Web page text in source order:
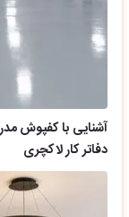
آشنایی با کفپوش
دفاتر کار لاکچری